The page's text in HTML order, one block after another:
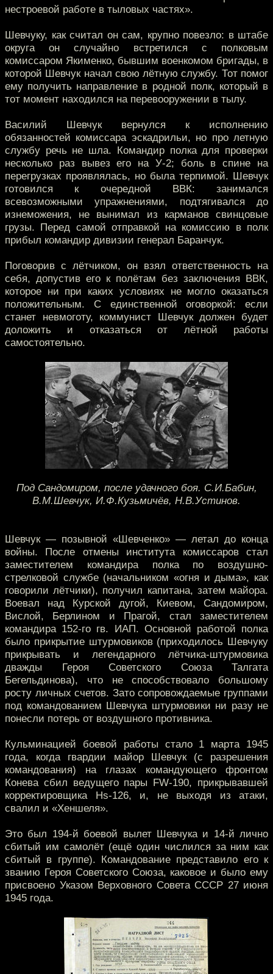
нестроевой работе в тыловых частях».
Шевчуку, как считал он сам, крупно повезло: в штабе
округа он случайно встретился с полковым
комиссаром Якименко, бывшим военкомом бригады, в
которой Шевчук начал свою лётную службу. Тот помог
ему получить направление в родной полк, который в
тот момент находился на перевооружении в тылу.
Василий Шевчук вернулся к исполнению
обязанностей комиссара эскадрильи, но про летную
службу речь не шла. Командир полка для проверки
несколько раз вывез его на У-2; боль в спине на
перегрузках проявлялась, но была терпимой. Шевчук
готовился к очередной ВВК: занимался
всевозможными упражнениями, подтягивался до
изнеможения, не вынимал из карманов свинцовые
грузы. Перед самой отправкой на комиссию в полк
прибыл командир дивизии генерал Баранчук.
Поговорив с лётчиком, он взял ответственность на
себя, допустив его к полётам без заключения ВВК,
которое ни при каких условиях не могло оказаться
положительным. С единственной оговоркой: если
станет невмоготу, коммунист Шевчук должен будет
доложить и отказаться от лётной работы
самостоятельно.
Под Сандомиром, после удачного боя. С.И.Бабин,
В.М.Шевчук, И.Ф.Кузьмичёв, Н.В.Устинов.
Шевчук — позывной «Шевченко» — летал до конца
войны. После отмены института комиссаров стал
заместителем командира полка по воздушно-
стрелковой службе (начальником «огня и дыма», как
говорили лётчики), получил капитана, затем майора.
Воевал над Курской дугой, Киевом, Сандомиром,
Вислой, Берлином и Прагой, стал заместителем
командира 152-го гв. ИАП. Основной работой полка
было прикрытие штурмовиков (приходилось Шевчуку
прикрывать и легендарного лётчика-штурмовика
дважды Героя Советского Союза Талгата
Бегельдинова), что не способствовало большому
росту личных счетов. Зато сопровождаемые группами
под командованием Шевчука штурмовики ни разу не
понесли потерь от воздушного противника.
Кульминацией боевой работы стало 1 марта 1945
года, когда гвардии майор Шевчук (с разрешения
командования) на глазах командующего фронтом
Конева сбил ведущего пары FW-190, прикрывавшей
корректировщика Hs-126, и, не выходя из атаки,
свалил и «Хеншеля».
Это был 194-й боевой вылет Шевчука и 14-й лично
сбитый им самолёт (ещё один числился за ним как
сбитый в группе). Командование представило его к
званию Героя Советского Союза, каковое и было ему
присвоено Указом Верховного Совета СССР 27 июня
1945 года.